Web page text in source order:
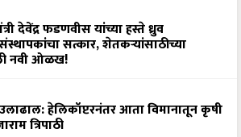
देवेंद्र फडणवीस यांच्या हस्ते ध्रुव
सत्कार, शेतकऱ्यांसाठीच्या
नवी ओळख!
हेलिकॉप्टरनंतर आता विमानातून कृषी
त्रिपाठी